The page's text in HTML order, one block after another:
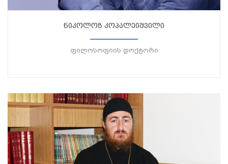
ნიკოლოზ კოპალეიშვილი
ფილოსოფიის დოქტორი